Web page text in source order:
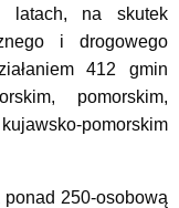
latach, na skutek
i drogowego
412 gmin
pomorskim,
pomorskim
250-osobową